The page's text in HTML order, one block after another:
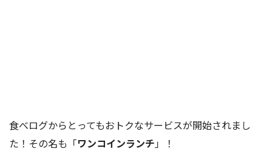
食べログからとってもおトクなサービスが開始されまし
た！その名も「ワンコインランチ」！